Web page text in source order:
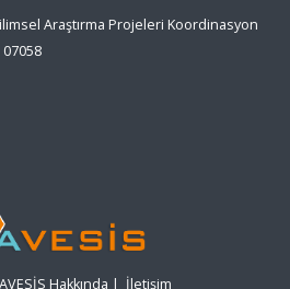
Araştırma Projeleri Koordinasyon
AVESİS Hakkında | İletişim